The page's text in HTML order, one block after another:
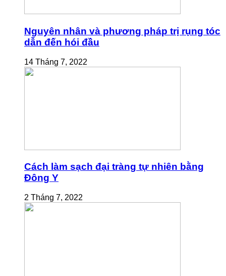
Nguyên nhân và phương pháp trị rụng tóc
dẫn đến hói đầu
14 Tháng 7, 2022
Cách làm sạch đại tràng tự nhiên bằng
Đông Y
2 Tháng 7, 2022